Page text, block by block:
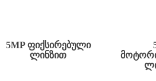
5MP ᲤᲘᲥᲡᲘᲠᲔᲑᲣᲚᲘ
ᲚᲘᲜᲖᲘᲗ